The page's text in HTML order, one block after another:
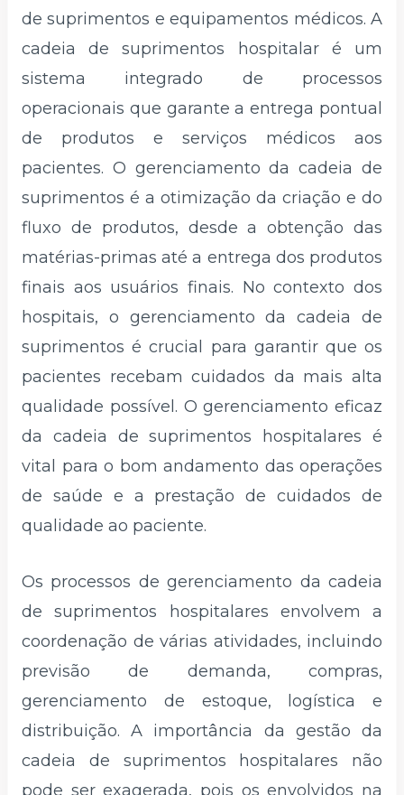
de suprimentos e equipamentos médicos. A
cadeia de suprimentos hospitalar é um
sistema integrado de processos
operacionais que garante a entrega pontual
de produtos e serviços médicos aos
pacientes. O gerenciamento da cadeia de
suprimentos é a otimização da criação e do
fluxo de produtos, desde a obtenção das
matérias-primas até a entrega dos produtos
finais aos usuários finais. No contexto dos
hospitais, o gerenciamento da cadeia de
suprimentos é crucial para garantir que os
pacientes recebam cuidados da mais alta
qualidade possível. O gerenciamento eficaz
da cadeia de suprimentos hospitalares é
vital para o bom andamento das operações
de saúde e a prestação de cuidados de
qualidade ao paciente.
Os processos de gerenciamento da cadeia
de suprimentos hospitalares envolvem a
coordenação de várias atividades, incluindo
previsão de demanda, compras,
gerenciamento de estoque, logística e
distribuição. A importância da gestão da
cadeia de suprimentos hospitalares não
pode ser exagerada, pois os envolvidos na